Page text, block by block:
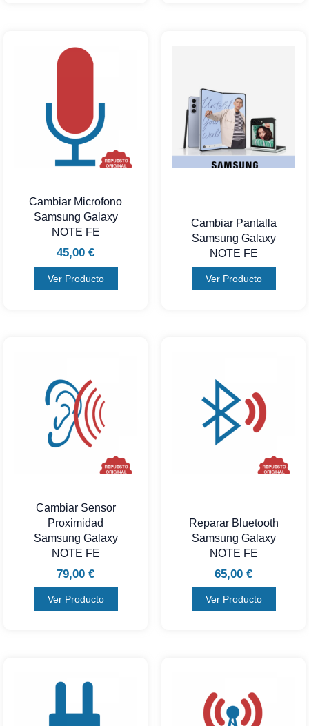
Cambiar Microfono
Samsung Galaxy
NOTE FE
45,00 €
Ver Producto
Cambiar Pantalla
Samsung Galaxy
NOTE FE
Ver Producto
Cambiar Sensor
Proximidad
Samsung Galaxy
NOTE FE
79,00 €
Ver Producto
Reparar Bluetooth
Samsung Galaxy
NOTE FE
65,00 €
Ver Producto